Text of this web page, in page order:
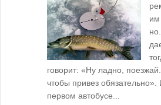
им
говорит: «Ну ладно,
чтобы привез обязательно».
первом автобусе...